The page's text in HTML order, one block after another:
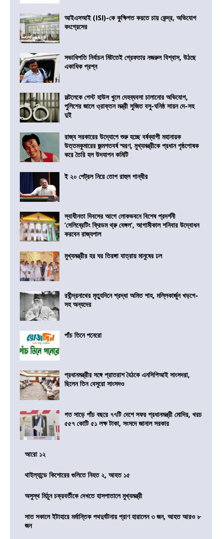
আইএসআই (ISI)-কে কুক্ষিগত করতে চায় কেন্দ্র, অভিযোগ
কংগ্রেসের
সভাধিপতি নির্বাচন মিটতেই গ্রেফতার নজরুল বিশ্বাস, উঠছে
একাধিক প্রশ্ন
সল্টলেকে গেস্ট হাউস খুলে দেহব্যবসা চালানোর অভিযোগ,
পুলিশের জালে ও্রাক্তন মন্ত্রী সুজিত বসু-ঘনিষ্ঠ সায়ন দে-সহ
দুই
রাজ্য সরকারের উদ্যোগে শুরু হচ্ছে বর্ষব্যাপী মহানায়ক
উত্তমকুমারের জন্মশতবর্ষ স্মরণ, মুখ্যমন্ত্রীকে প্রধান পৃষ্ঠপোষক
করে তৈরি হল উদযাপন কমিটি
ই ২০ পেট্রল নিয়ে তোপ রাহুল গান্ধীর
স্বাধীনতা দিবসের আগে লোকভবনে বিশেষ প্রদর্শনী
‘সেলিব্রেটিং ফ্রিডম থ্রু বেঙ্গল’, আগামীকাল শনিবার উদ্বোধন
করবেন রাজ্যপাল
মুখ্যমন্ত্রীর হর ঘর তিরঙ্গা যাত্রায় মানুষের ঢল
রবীন্দ্রনাথের মৃত্যুদিনে শ্রদ্ধা অমিত শাহ, মল্লিকার্জুন খড়গে-
সহ অন্যদের
পাঁচ তিনে পনেরো
প্রধানমন্ত্রীর সঙ্গে প্রাতরাশ বৈঠকে এনসিপিআই সাংসদরা,
ছিলেন তিন বেসুরো সাংসদও
গত সাড়ে পাঁচ বছরে ৭৭টি দেশে সফর প্রধানমন্ত্রী মোদির, খরচ
৫৫৭ কোটি ৫১ লক্ষ টাকা, সংসদে জানাল সরকার
আরো ১২
থাইল্যান্ডে কিশোরের গুলিতে নিহত ২, আহত ১৫
অসুস্থ মিঠুন চক্রবর্তীকে দেখতে হাসপাতালে মুখ্যমন্ত্রী
সাত সকালে ইটাহারে মর্মান্তিক পথদুর্ঘটনায় প্রাণ হারালেন ৩ জন, আহত আরও ৮
জন